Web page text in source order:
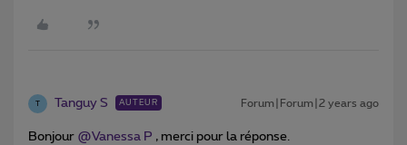
T Tanguy S AUTEUR Forum|Forum|2 years ago
Bonjour @Vanessa P , merci pour la réponse.